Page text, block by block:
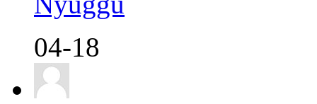
04-18